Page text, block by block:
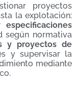
proyectos
la explotación:
según normativa
y proyectos de
y supervisar la
mediante